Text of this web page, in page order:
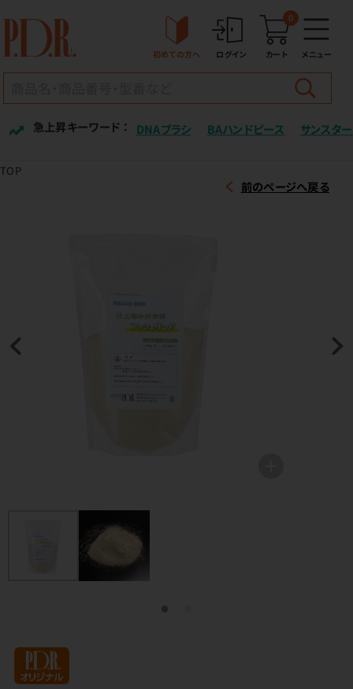
初めての方へ ログイン カート
0
メニュー
急上昇キーワード ： DNAブラシ BAハンドピース サンスター
TOP
前のページへ戻る